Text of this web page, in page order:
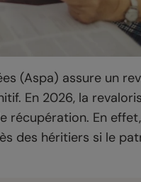
(Aspa) assure un
En 2026, la
récupération. En
des héritiers si le